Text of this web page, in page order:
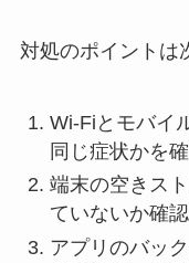
対処のポイントは
Wi-Fiとモバイ
同じ症状かを確
端末の空きス
ていないか確認
アプリのバッ